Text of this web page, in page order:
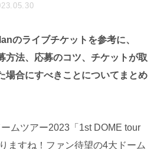
のライブチケットを参考に、
方法、応募のコツ、チケットが取
場合にすべきことについてまとめ
ムツアー2023「1st DOME tour
ますね！ファン待望の4大ドーム